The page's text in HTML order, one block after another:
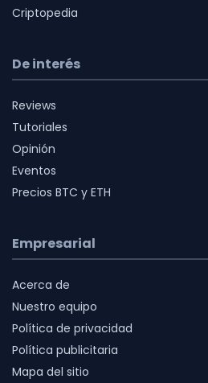
Criptopedia
De interés
Reviews
Tutoriales
Opinión
Eventos
Precios BTC y ETH
Empresarial
Acerca de
Nuestro equipo
Política de privacidad
Política publicitaria
Mapa del sitio